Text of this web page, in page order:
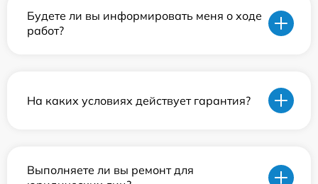
Будете ли вы информировать меня о ходе
работ?
На каких условиях действует гарантия?
Выполняете ли вы ремонт для